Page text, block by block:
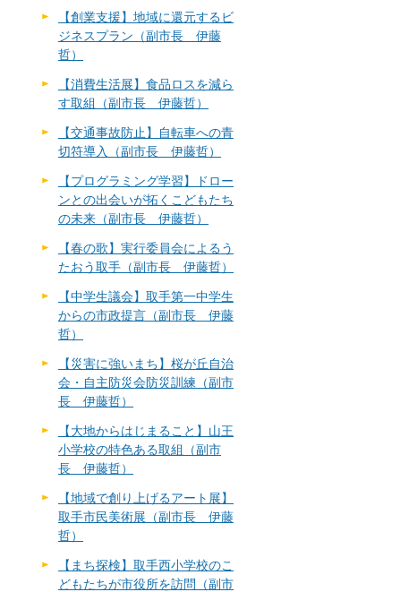
【創業支援】地域に還元するビ
ジネスプラン（副市長 伊藤
哲）
【消費生活展】食品ロスを減ら
す取組（副市長 伊藤哲）
【交通事故防止】自転車への青
切符導入（副市長 伊藤哲）
【プログラミング学習】ドロー
ンとの出会いが拓くこどもたち
の未来（副市長 伊藤哲）
【春の歌】実行委員会によるう
たおう取手（副市長 伊藤哲）
【中学生議会】取手第一中学生
からの市政提言（副市長 伊藤
哲）
【災害に強いまち】桜が丘自治
会・自主防災会防災訓練（副市
長 伊藤哲）
【大地からはじまること】山王
小学校の特色ある取組（副市
長 伊藤哲）
【地域で創り上げるアート展】
取手市民美術展（副市長 伊藤
哲）
【まち探検】取手西小学校のこ
どもたちが市役所を訪問（副市